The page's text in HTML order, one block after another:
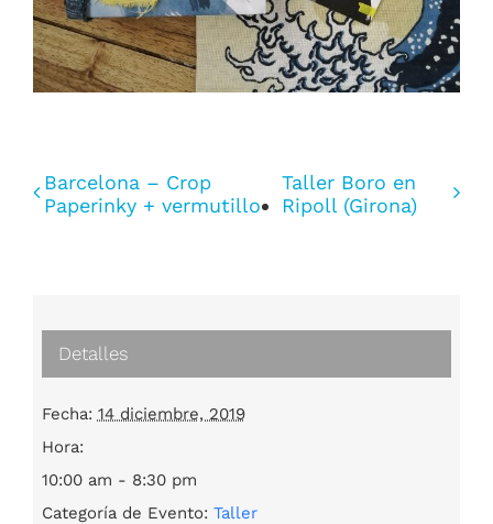
Barcelona – Crop
Paperinky + vermutillo
Taller Boro en
Ripoll (Girona)
Detalles
Fecha: 14 diciembre, 2019
Hora:
10:00 am - 8:30 pm
Categoría de Evento: Taller